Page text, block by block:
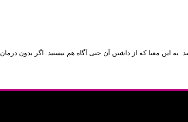
این معنا که از داشتن آن حتی آگاه هم نیستید. اگر بدون درمان